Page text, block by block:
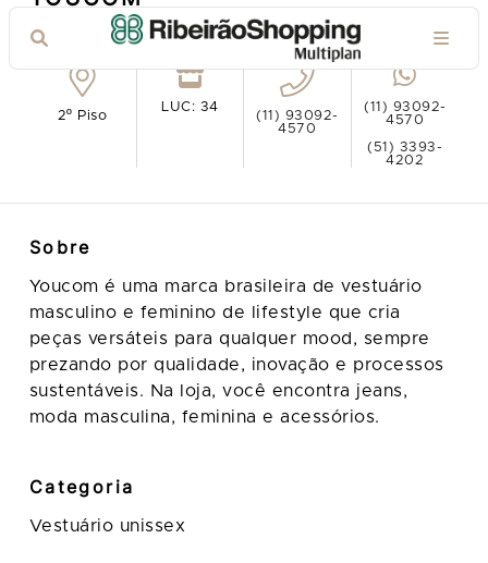
Ver no mapa
2º Piso
LUC: 34
(11) 93092-
4570
(11) 93092-
4570
(51) 3393-
4202
Sobre
Youcom é uma marca brasileira de vestuário
masculino e feminino de lifestyle que cria
peças versáteis para qualquer mood, sempre
prezando por qualidade, inovação e processos
sustentáveis. Na loja, você encontra jeans,
moda masculina, feminina e acessórios.
Categoria
Vestuário unissex